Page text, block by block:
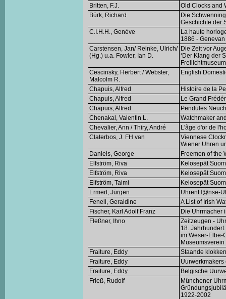
Britten, F.J.
Old Clocks and
Bürk, Richard
Die
Geschichte der
C.I.H.H., Genève
La haute
1886 -
Carstensen, Jan/ Reinke, Ulrich/
(Hg.) u.a. Fowler, Ian D.
Die Zeit vor
‘Der Klang der
Cescinsky, Herbert / Webster,
Malcolm R.
English
Chapuis, Alfred
Histoire de la
Chapuis, Alfred
Le Grand
Chapuis, Alfred
Pendules
Chenakal, Valentin L.
Watchmaker
Chevalier, Ann / Thiry, André
L'âge d'or de
Claterbos, J. FH van
Viennese
Wiener Uhren
Daniels, George
Freemen of the
Elfström, Riva
Kelosepät
Elfström, Riva
Kelosepät
Elfström, Taimi
Kelosepät
Ermert, Jürgen
UhrenH@nse-
Fenell, Geraldine
A List of Irish
Fischer, Karl Adolf Franz
Die Uhrmacher
Fleßner, Ihno
Zeitzeugen -
18.
im Weser-Elbe-
Fraiture, Eddy
Staande
Fraiture, Eddy
Fraiture, Eddy
Belgische
Frieß, Rudolf
Münchener
1922-2002